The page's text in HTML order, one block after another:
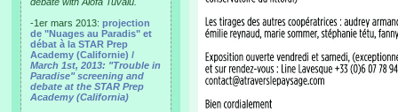
-1er mars 2013: projection
de "Nuages au Paradis" et
débat à la STAR Prep
Academy (Californie) /
March 1st, 2013: "Trouble in
Paradise" screening and
debate at the STAR Prep
Academy (California)